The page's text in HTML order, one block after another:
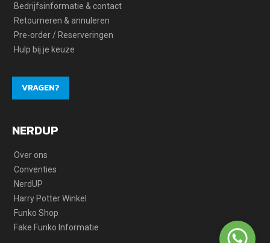
Bedrijfsinformatie & contact
Retourneren & annuleren
Pre-order / Reserveringen
Hulp bij je keuze
VRAGEN?
NERDUP
Over ons
Conventies
NerdUP
Harry Potter Winkel
Funko Shop
Fake Funko Informatie